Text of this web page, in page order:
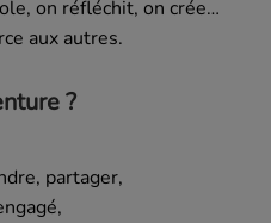
on réfléchit, on crée…
aux autres.
?
partager,